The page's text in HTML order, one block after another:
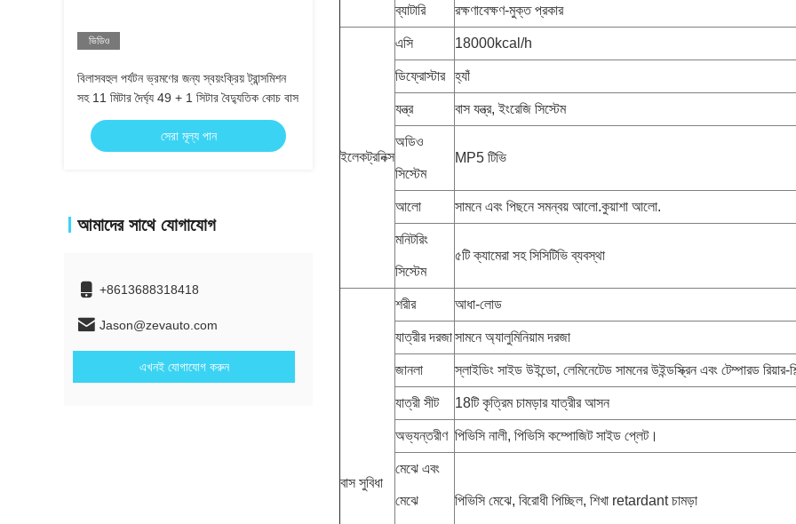
ভিডিও
বিলাসবহুল পর্যটন ভ্রমণের জন্য স্বয়ংক্রিয় ট্রান্সমিশন
সহ 11 মিটার দৈর্ঘ্য 49 + 1 সিটার বৈদ্যুতিক কোচ বাস
সেরা মূল্য পান
আমাদের সাথে যোগাযোগ
+8613688318418
Jason@zevauto.com
এখনই যোগাযোগ করুন
ব্যাটারি রক্ষণাবেক্ষণ-মুক্ত প্রকার
ইলেকট্রনিক্স
এসি 18000kcal/h
ডিফ্রোস্টার হ্যাঁ
যন্ত্র বাস যন্ত্র, ইংরেজি সিস্টেম
অডিও
সিস্টেম
MP5 টিভি
আলো সামনে এবং পিছনে সমন্বয় আলো.কুয়াশা আলো.
মনিটরিং
সিস্টেম
৫টি ক্যামেরা সহ সিসিটিভি ব্যবস্থা
বাস সুবিধা
শরীর আধা-লোড
যাত্রীর দরজাসামনে অ্যালুমিনিয়াম দরজা
জানলা স্লাইডিং সাইড উইন্ডো, লেমিনেটেড সামনের উইন্ডস্ক্রিন এবং টেম্পারড রিয়ার-
যাত্রী সীট 18টি কৃত্রিম চামড়ার যাত্রীর আসন
অভ্যন্তরীণ পিভিসি নালী, পিভিসি কম্পোজিট সাইড প্লেট।
মেঝে এবং
মেঝে পিভিসি মেঝে, বিরোধী পিচ্ছিল, শিখা retardant চামড়া